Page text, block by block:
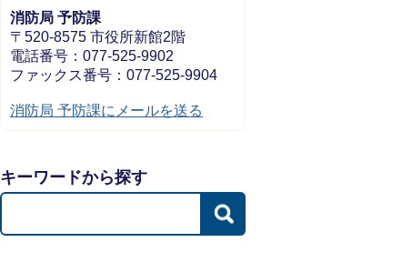
消防局 予防課
〒520-8575 市役所新館2階
電話番号：077-525-9902
ファックス番号：077-525-9904
消防局 予防課にメールを送る
キーワードから探す